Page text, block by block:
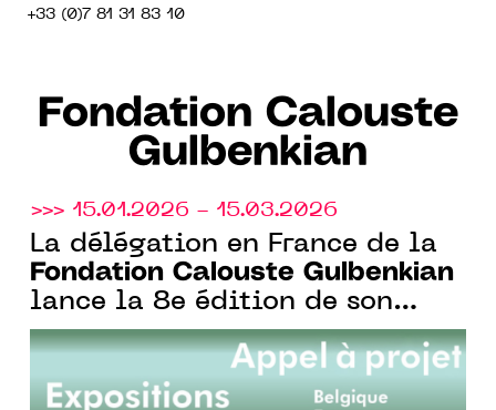
+33 (0)7 81 31 83 10
Fondation Calouste
Gulbenkian
>>> 15.01.2026 - 15.03.2026
La délégation en France de la
Fondation Calouste Gulbenkian
lance la 8e édition de son
appel à projets bi-annuel et
ouvert aux institutions
culturelles de l’Europe